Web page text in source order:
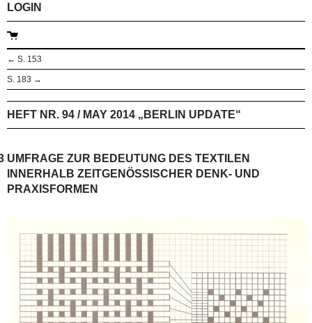
LOGIN
← S. 153
S. 183 →
HEFT NR. 94 / MAY 2014 „BERLIN UPDATE“
UMFRAGE ZUR BEDEUTUNG DES TEXTILEN
INNERHALB ZEITGENÖSSISCHER DENK- UND
PRAXISFORMEN